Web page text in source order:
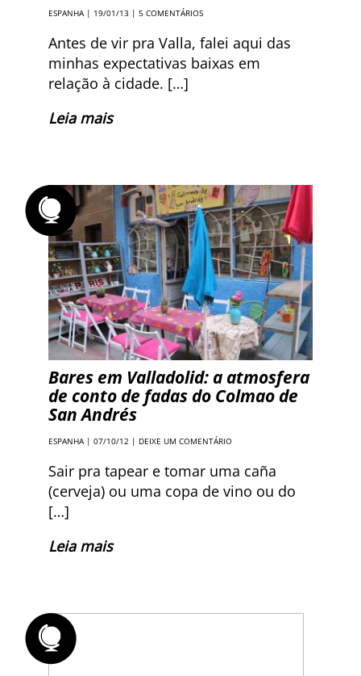
ESPANHA| 19/01/13 | 5 COMENTÁRIOS
Antes de vir pra Valla, falei aqui das
minhas expectativas baixas em
relação à cidade. […]
Leia mais
Bares em Valladolid: a atmosfera
de conto de fadas do Colmao de
San Andrés
ESPANHA| 07/10/12 | DEIXE UM COMENTÁRIO
Sair pra tapear e tomar uma caña
(cerveja) ou uma copa de vino ou do
[…]
Leia mais